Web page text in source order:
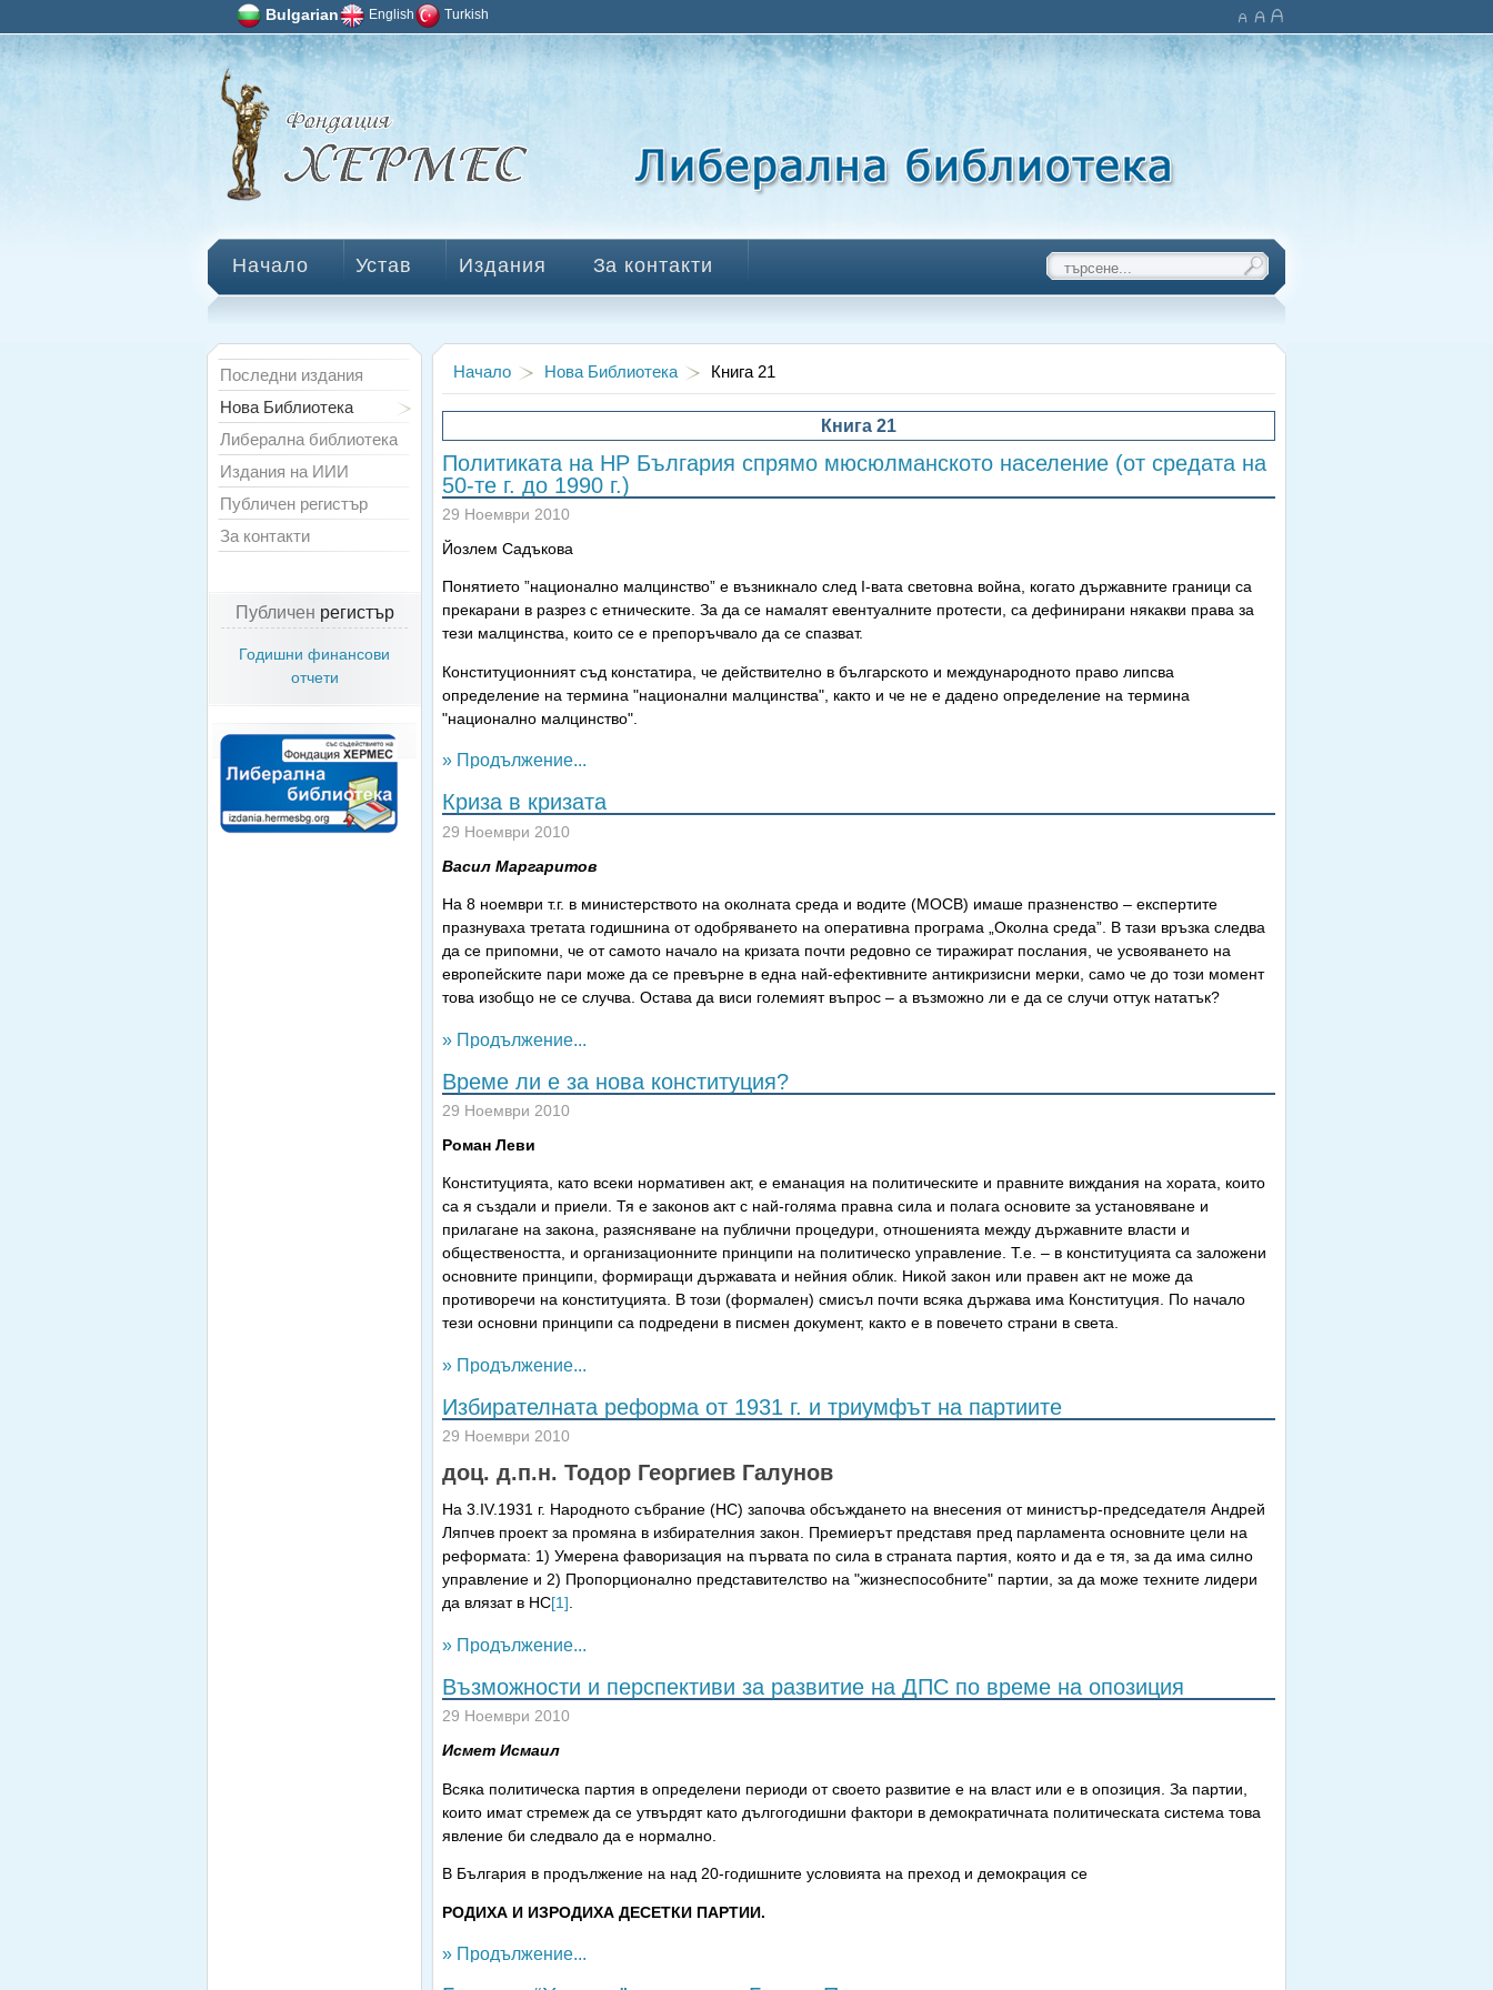
Bulgarian English Turkish
Начало Устав Издания За контакти
Начало Нова Библиотека Книга 21
Книга 21
Политиката на НР България спрямо мюсюлманското население (от средата на
50-те г. до 1990 г.)
29 Ноември 2010
Йозлем Садъкова
Понятието ”национално малцинство” е възникнало след I-вата световна война, когато държавните граници са
прекарани в разрез с етническите. За да се намалят евентуалните протести, са дефинирани някакви права за
тези малцинства, които се е препоръчвало да се спазват.
Конституционният съд констатира, че действително в българското и международното право липсва
определение на термина "национални малцинства", както и че не е дадено определение на термина
"национално малцинство".
» Продължение...
Криза в кризата
29 Ноември 2010
Васил Маргаритов
На 8 ноември т.г. в министерството на околната среда и водите (МОСВ) имаше празненство – експертите
празнуваха третата годишнина от одобряването на оперативна програма „Околна среда”. В тази връзка следва
да се припомни, че от самото начало на кризата почти редовно се тиражират послания, че усвояването на
европейските пари може да се превърне в една най-ефективните антикризисни мерки, само че до този момент
това изобщо не се случва. Остава да виси големият въпрос – а възможно ли е да се случи оттук нататък?
» Продължение...
Време ли е за нова конституция?
29 Ноември 2010
Роман Леви
Конституцията, като всеки нормативен акт, е еманация на политическите и правните виждания на хората, които
са я създали и приели. Тя е законов акт с най-голяма правна сила и полага основите за установяване и
прилагане на закона, разясняване на публични процедури, отношенията между държавните власти и
обществеността, и организационните принципи на политическо управление. Т.е. – в конституцията са заложени
основните принципи, формиращи държавата и нейния облик. Никой закон или правен акт не може да
противоречи на конституцията. В този (формален) смисъл почти всяка държава има Конституция. По начало
тези основни принципи са подредени в писмен документ, както е в повечето страни в света.
» Продължение...
Избирателната реформа от 1931 г. и триумфът на партиите
29 Ноември 2010
доц. д.п.н. Тодор Георгиев Галунов
На 3.IV.1931 г. Народното събрание (НС) започва обсъждането на внесения от министър-председателя Андрей
Ляпчев проект за промяна в избирателния закон. Премиерът представя пред парламента основните цели на
реформата: 1) Умерена фаворизация на първата по сила в страната партия, която и да е тя, за да има силно
управление и 2) Пропорционално представителство на "жизнеспособните" партии, за да може техните лидери
да влязат в НС[1] .
» Продължение...
Възможности и перспективи за развитие на ДПС по време на опозиция
29 Ноември 2010
Исмет Исмаил
Всяка политическа партия в определени периоди от своето развитие е на власт или е в опозиция. За партии,
които имат стремеж да се утвърдят като дългогодишни фактори в демократичната политическата система това
явление би следвало да е нормално.
В България в продължение на над 20-годишните условията на преход и демокрация се
РОДИХА И ИЗРОДИХА ДЕСЕТКИ ПАРТИИ.
» Продължение...
Последни издания
Нова Библиотека
Либерална библиотека
Издания на ИИИ
Публичен регистър
За контакти
Публичен регистър
Годишни финансови
отчети